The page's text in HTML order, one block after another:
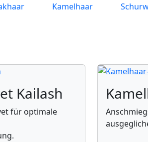
Kamelhaar
Kailash
für optimale